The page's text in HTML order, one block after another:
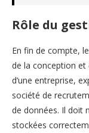
Rôle du
En fin de compte,
de la conception et
d’une entreprise,
société de
de données. Il doit
stockées